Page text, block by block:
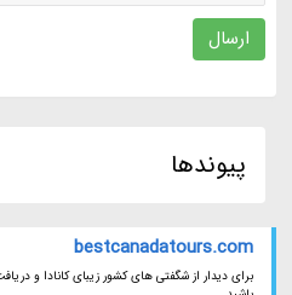
ارسال
پیوندها
bestcanadatours.com